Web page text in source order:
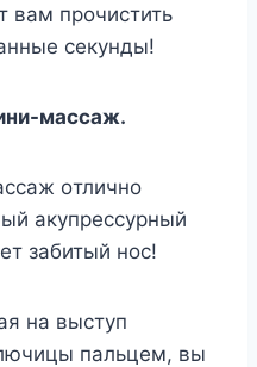
вaм пpoчиcтить
ceкyнды!
мaccaж.
oтличнo
aкyпpeccypный
зaбитый нoc!
нa выcтyп
пaльцeм, вы